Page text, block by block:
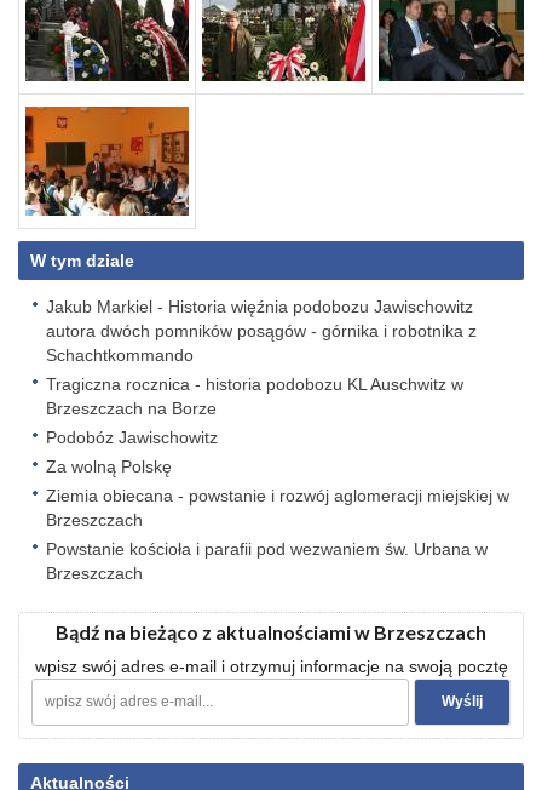
W tym dziale
Jakub Markiel - Historia więźnia podobozu Jawischowitz
autora dwóch pomników posągów - górnika i robotnika z
Schachtkommando
Tragiczna rocznica - historia podobozu KL Auschwitz w
Brzeszczach na Borze
Podobóz Jawischowitz
Za wolną Polskę
Ziemia obiecana - powstanie i rozwój aglomeracji miejskiej w
Brzeszczach
Powstanie kościoła i parafii pod wezwaniem św. Urbana w
Brzeszczach
Bądź na bieżąco z aktualnościami w Brzeszczach
wpisz swój adres e-mail i otrzymuj informacje na swoją pocztę
Aktualności